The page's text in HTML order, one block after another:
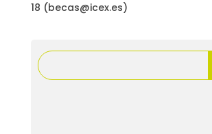
18 (becas@icex.es)